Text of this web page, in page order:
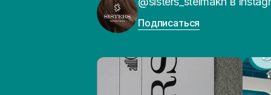
Подписаться